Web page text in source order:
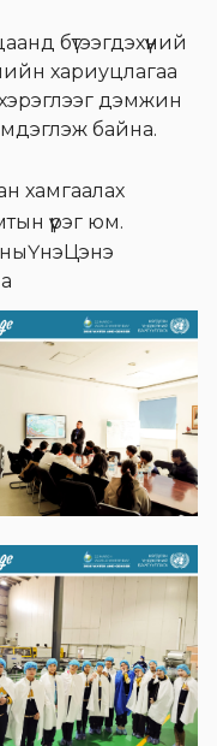
бүтээгдэхүүний
хариуцлагаа
дэмжин
байна.
хамгаалах
үүрэг юм.